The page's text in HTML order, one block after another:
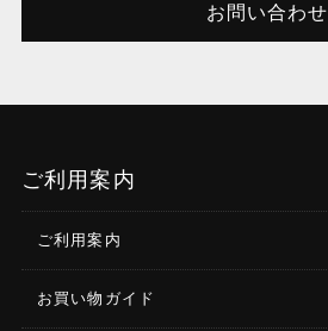
お問い合わせ
ご利用案内
ご利用案内
お買い物ガイド